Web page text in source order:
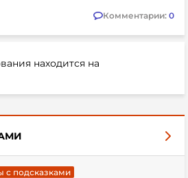
Комментарии: 0
находится на
с подсказками